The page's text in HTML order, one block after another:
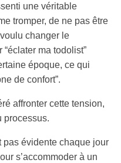
une véritable
tromper, de ne pas être
changer le
ma todolist”
époque, ce qui
de confort”.
affronter cette tension,
processus.
pas évidente chaque jour
s’accommoder à un